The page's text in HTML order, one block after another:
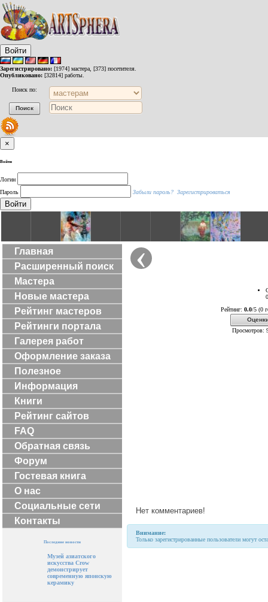
Войти
Зарегистрировано: [1974] мастера, [373] посетителя.
Опубликовано: [32814] работы.
Поиск по:
×
Войти
Логин
Пароль
Забыли пароль? Зарегистрироваться
Войти
Главная
Расширенный поиск
Мастера
Новые мастера
Рейтинг мастеров
Рейтинги портала
Галерея работ
Оформление заказа
Полезное
Информация
Книги
Рейтинг сайтов
FAQ
Обратная связь
Форум
Гостевая книга
О нас
Социальные сети
Контакты
Последние новости
Музей азиатского
искусства Crow
демонстрирует
современную японскую
керамику
‹
Рейтинг: 0.0/5 (0
Просмотров:
Нет комментариев!
Внимание:
Только зарегистрированные пользователи могут